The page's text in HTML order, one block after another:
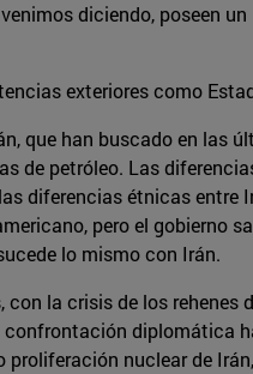
diciendo, poseen
exteriores como
que han buscado en las
de petróleo. Las
diferencias étnicas entre
pero el gobierno
lo mismo con Irán.
la crisis de los rehenes
diplomática
nuclear de